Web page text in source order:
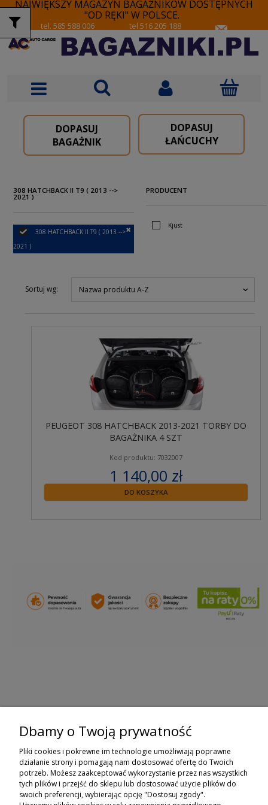
NAJWIĘKSZY MAGAZYN BAGAŻNIKÓW DOSTĘPNYCH
"OD RĘKI" W POLSCE.
tel. 585 588 006 tel.516 205 188
DOPASUJ
BAGAŻNIK
DOPASUJ
ŁAŃCUCHY
308 HATCHBACK II T9 ( 2013 -->
2021 )
308 HATCHBACK II T9 ( 2013 -->
2021 )
PRODUCENT
Kjust
Sortuj wg: Nazwa produktu A-Z
PEUGEOT 308 HATCHBACK 2013-2021 TORBY DO
BAGAŻNIKA 4 SZT
Kod produktu: 7032007
1 140,00 zł
zawiera 23% VAT
DO KOSZYKA
ZAPISZ SIĘ DO NEWSLETTERA
ZAPISZ SIĘ
ZAKUPY
Dbamy o Twoją prywatność
Pliki cookies i pokrewne im technologie umożliwiają poprawne
działanie strony i pomagają nam dostosować ofertę do Twoich
potrzeb. Możesz zaakceptować wykorzystanie przez nas wszystkich
tych plików i przejść do sklepu lub dostosować użycie plików do
swoich preferencji, wybierając opcję "Dostosuj zgody".